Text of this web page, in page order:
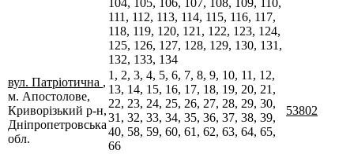
111, 112, 113, 114, 115, 116, 117,
118, 119, 120, 121, 122, 123, 124,
125, 126, 127, 128, 129, 130, 131,
132, 133, 134
вул. Патріотична ,
м. Апостолове,
Криворізький р-н,
Дніпропетровська
обл.
1, 2, 3, 4, 5, 6, 7, 8, 9, 10, 11, 12,
13, 14, 15, 16, 17, 18, 19, 20, 21,
22, 23, 24, 25, 26, 27, 28, 29, 30,
31, 32, 33, 34, 35, 36, 37, 38, 39,
40, 58, 59, 60, 61, 62, 63, 64, 65,
66
53802